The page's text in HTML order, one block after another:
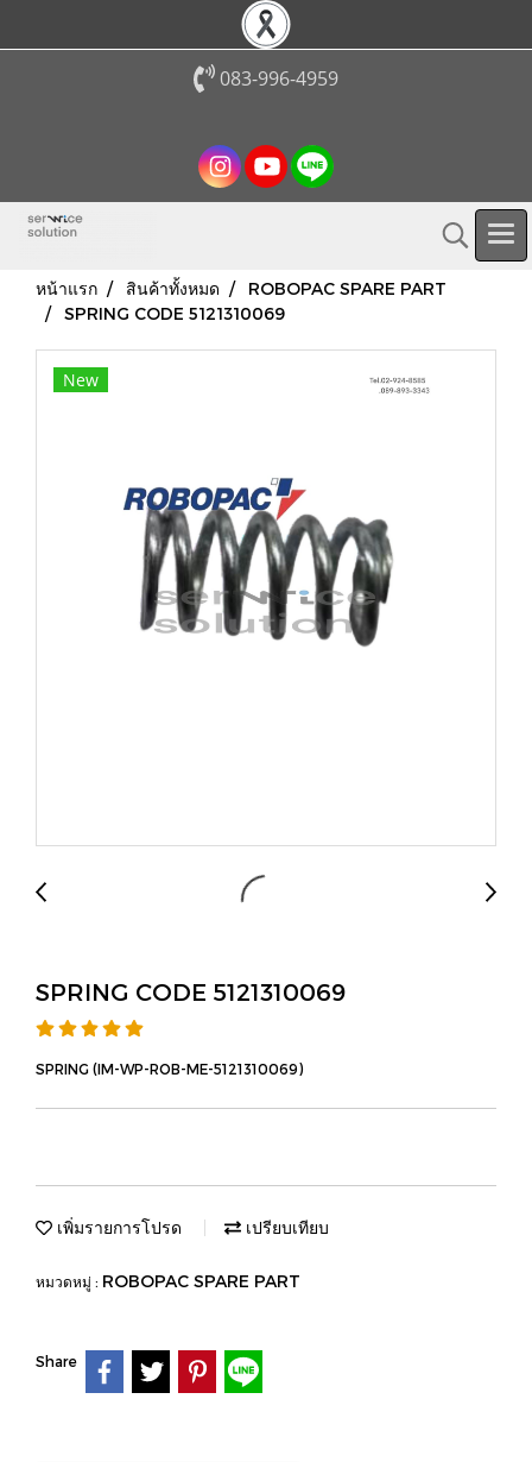
083-996-4959
หน้าแรก สินค้าทั้งหมด
ROBOPAC SPARE PART
SPRING CODE 5121310069
New
SPRING CODE 5121310069
SPRING (IM-WP-ROB-ME-5121310069)
เพิ่มรายการโปรด เปรียบเทียบ
หมวดหมู่ : ROBOPAC SPARE PART
Share